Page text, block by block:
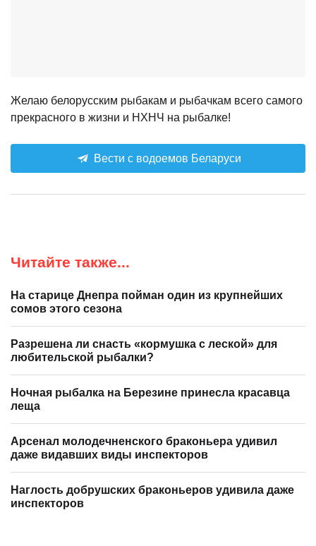
Желаю белорусским рыбакам и рыбачкам всего самого
прекрасного в жизни и НХНЧ на рыбалке!
Вести с водоемов Беларуси
Читайте также...
На старице Днепра пойман один из крупнейших
сомов этого сезона
Разрешена ли снасть «кормушка с леской» для
любительской рыбалки?
Ночная рыбалка на Березине принесла красавца
леща
Арсенал молодечненского браконьера удивил
даже видавших виды инспекторов
Наглость добрушских браконьеров удивила даже
инспекторов